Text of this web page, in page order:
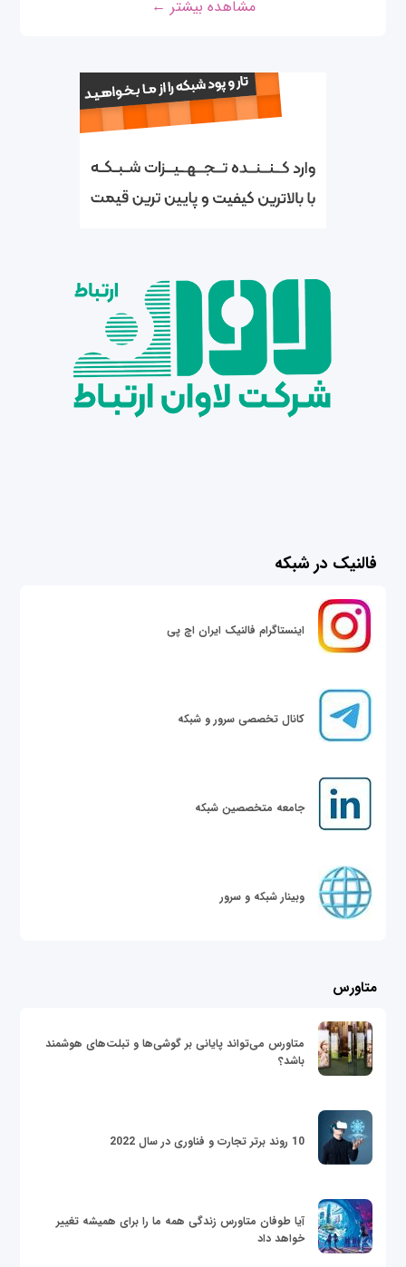
مشاهده بیشتر ←
فالنیک در شبکه
اینستاگرام فالنیک ایران اچ پی
کانال تخصصی سرور و شبکه
جامعه متخصصین شبکه
وبینار شبکه و سرور
متاورس
متاورس می‌تواند پایانی بر گوشی‌ها و تبلت‌های هوشمند
باشد؟
10 روند برتر تجارت و فناوری در سال 2022
آیا طوفان متاورس زندگی همه ما را برای همیشه تغییر
خواهد داد